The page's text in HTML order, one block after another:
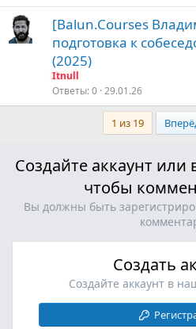
[Balun.Courses
подготовка к
(2025)
Itnull
Ответы 0 29.01.26
1 из 19
Создайте аккаунт или
чтобы
Вы должны быть
Создать
Создайте аккаунт в